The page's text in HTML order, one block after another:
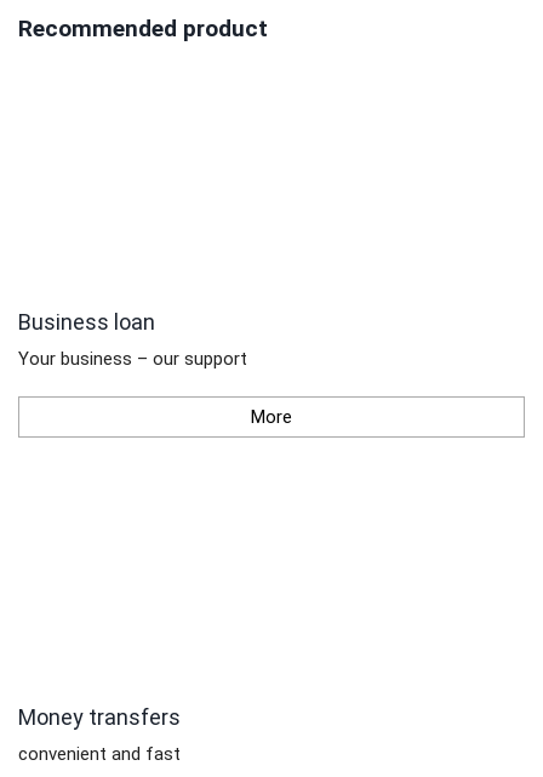
Recommended product
Business loan
Your business – our support
More
Money transfers
convenient and fast